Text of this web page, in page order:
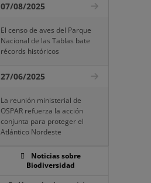
07/08/2025
El censo de aves del Parque
Nacional de las Tablas bate
récords históricos
27/06/2025
La reunión ministerial de
OSPAR refuerza la acción
conjunta para proteger el
Atlántico Nordeste
Noticias sobre
Biodiversidad